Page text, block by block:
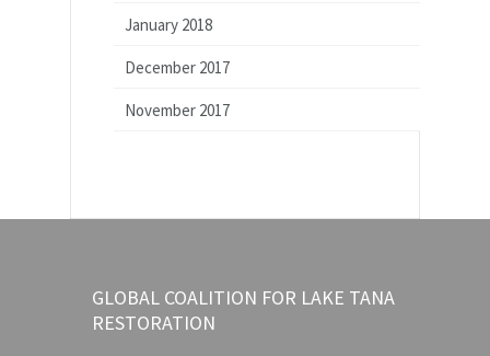
January 2018
December 2017
November 2017
GLOBAL COALITION FOR LAKE TANA
RESTORATION